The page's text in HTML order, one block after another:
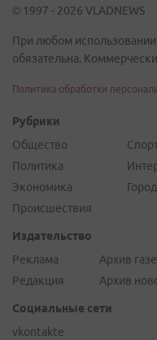
© 1997 - 2026 VLADNEWS
При любом
обязательна.
Политика обработки
Рубрики
Общество
Политика
Экономика
Происшествия
Издательство
Реклама
Редакция
Архив
Архив
Социальные сети
vkontakte